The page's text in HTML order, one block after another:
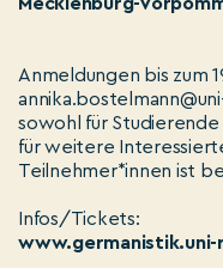
Anmeldungen bis zum
sowohl für Studierende
für weitere
Teilnehmer*innen ist
Infos/Tickets: